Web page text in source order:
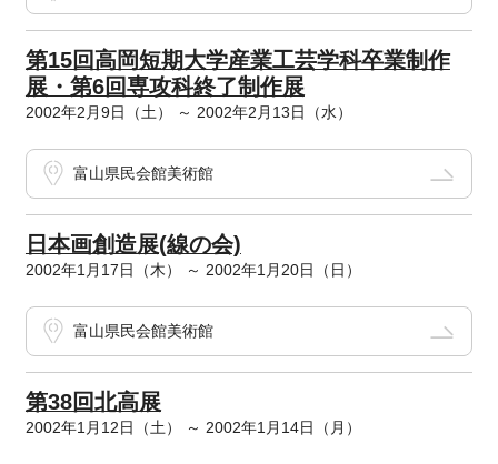
第15回高岡短期大学産業工芸学科卒業制作
展・第6回専攻科終了制作展
2002年2月9日（土） ～ 2002年2月13日（水）
富山県民会館美術館
日本画創造展(線の会)
2002年1月17日（木） ～ 2002年1月20日（日）
富山県民会館美術館
第38回北高展
2002年1月12日（土） ～ 2002年1月14日（月）